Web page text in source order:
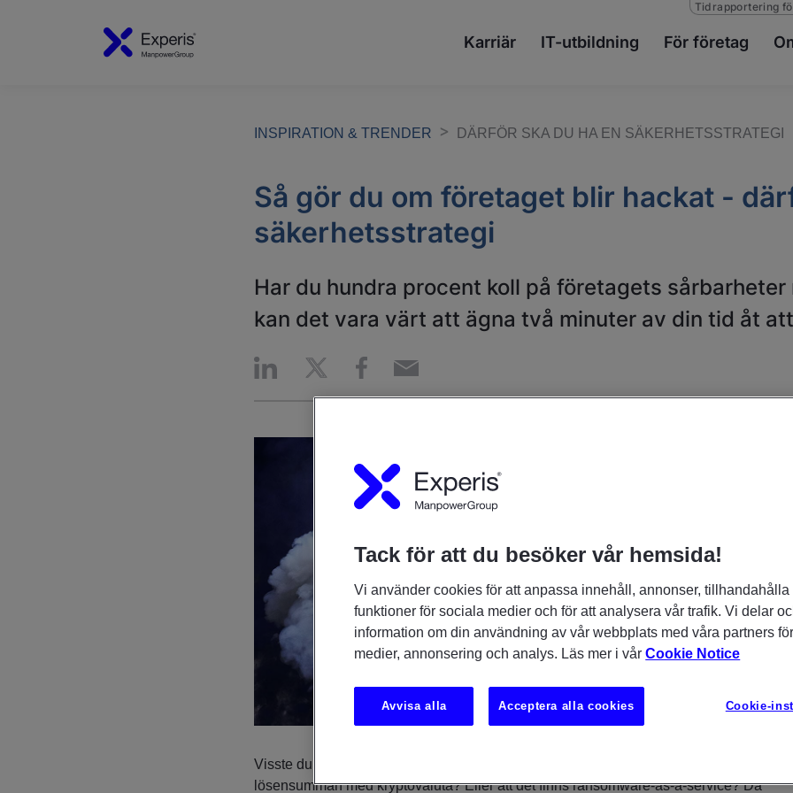
Karriär IT-utbildning För företag
Tidrapportering
INSPIRATION & TRENDER DÄRFÖR SKA DU HA EN SÄKERHETSSTRATEGI
Så gör du om företaget blir hackat -
säkerhetsstrategi
Har du hundra procent koll på företagets sårbarheter
kan det vara värt att ägna två minuter av din tid åt
Visste du att organiserade hackers har callcenters för att hjälpa företag att betala
lösensumman med kryptovaluta? Eller att det finns ransomware-as-a-service? Då
Tack för att du besöker vår hemsida!
Vi använder cookies för att anpassa innehåll, annonser, tillhandahålla
funktioner för sociala medier och för att analysera vår trafik. Vi delar
information om din användning av vår webbplats med våra partners
medier, annonsering och analys. Läs mer i vårCookie Notice
Cookie-
Avvisa alla Acceptera alla cookies